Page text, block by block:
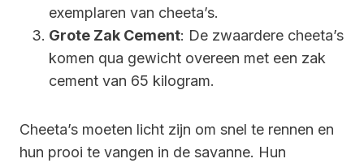
exemplaren van cheeta’s.
Grote Zak Cement: De zwaardere cheeta’s
komen qua gewicht overeen met een zak
cement van 65 kilogram.
Cheeta’s moeten licht zijn om snel te rennen en
hun prooi te vangen in de savanne. Hun